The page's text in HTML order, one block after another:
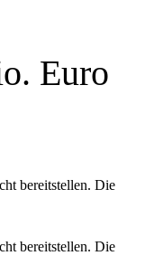
Euro
bereitstellen. Die
bereitstellen. Die